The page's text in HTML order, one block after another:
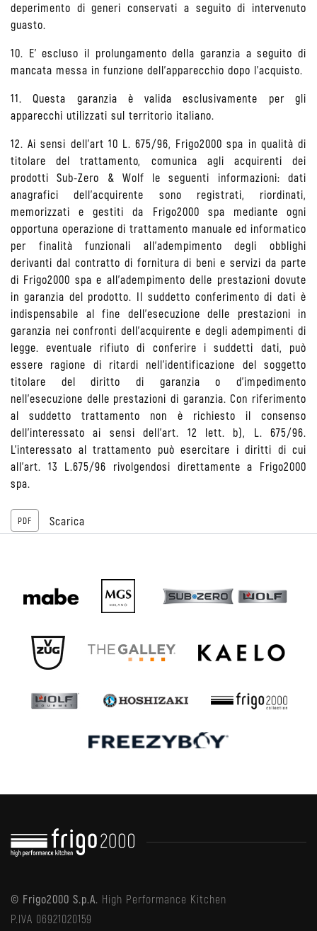
deperimento di generi conservati a seguito di intervenuto
guasto.
10. E' escluso il prolungamento della garanzia a seguito di
mancata messa in funzione dell'apparecchio dopo l'acquisto.
11. Questa garanzia è valida esclusivamente per gli
apparecchi utilizzati sul territorio italiano.
12. Ai sensi dell'art 10 L. 675/96, Frigo2000 spa in qualità di
titolare del trattamento, comunica agli acquirenti dei
prodotti Sub-Zero & Wolf le seguenti informazioni: dati
anagrafici dell'acquirente sono registrati, riordinati,
memorizzati e gestiti da Frigo2000 spa mediante ogni
opportuna operazione di trattamento manuale ed informatico
per finalità funzionali all'adempimento degli obblighi
derivanti dal contratto di fornitura di beni e servizi da parte
di Frigo2000 spa e all'adempimento delle prestazioni dovute
in garanzia del prodotto. Il suddetto conferimento di dati è
indispensabile al fine dell'esecuzione delle prestazioni in
garanzia nei confronti dell'acquirente e degli adempimenti di
legge. eventuale rifiuto di conferire i suddetti dati, può
essere ragione di ritardi nell’identificazione del soggetto
titolare del diritto di garanzia o d'impedimento
nell'esecuzione delle prestazioni di garanzia. Con riferimento
al suddetto trattamento non è richiesto il consenso
dell'interessato ai sensi dell'art. 12 lett. b), L. 675/96.
L'interessato al trattamento può esercitare i diritti di cui
all'art. 13 L.675/96 rivolgendosi direttamente a Frigo2000
spa.
Scarica
© Frigo2000 S.p.A. High Performance Kitchen
P.IVA 06921020159